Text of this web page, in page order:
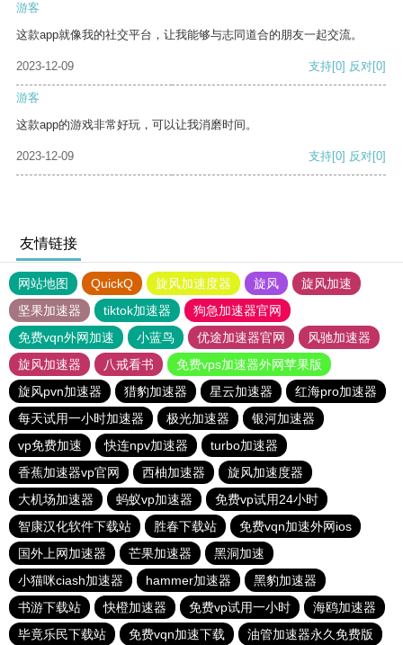
游客
这款app就像我的社交平台，让我能够与志同道合的朋友一起交流。
2023-12-09 支持[0] 反对[0]
游客
这款app的游戏非常好玩，可以让我消磨时间。
2023-12-09 支持[0] 反对[0]
友情链接
网站地图 QuickQ 旋风加速度器 旋风
旋风加速
坚果加速器
tiktok加速器
狗急加速器官网
免费vqn外网加速
小蓝鸟 优途加速器官网
风驰加速器
旋风加速器
八戒看书
免费vps加速器外网苹果版
旋风pvn加速器
猎豹加速器 星云加速器
红海pro加速器
每天试用一小时加速器
极光加速器
银河加速器
vp免费加速
快连npv加速器
turbo加速器
香蕉加速器vp官网
西柚加速器
旋风加速度器
大机场加速器
蚂蚁vp加速器
免费vp试用24小时
智康汉化软件下载站
胜春下载站
免费vqn加速外网ios
国外上网加速器
芒果加速器
黑洞加速
小猫咪ciash加速器
hammer加速器
黑豹加速器
书游下载站
快橙加速器 免费vp试用一小时
海鸥加速器
毕竟乐民下载站
免费vqn加速下载 油管加速器永久免费版